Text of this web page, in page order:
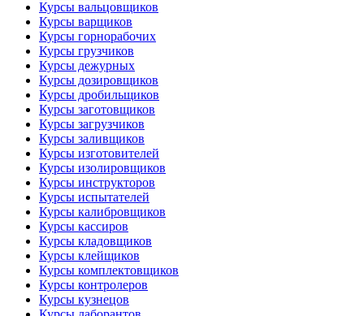
Курсы вальцовщиков
Курсы варщиков
Курсы горнорабочих
Курсы грузчиков
Курсы дежурных
Курсы дозировщиков
Курсы дробильщиков
Курсы заготовщиков
Курсы загрузчиков
Курсы заливщиков
Курсы изготовителей
Курсы изолировщиков
Курсы инструкторов
Курсы испытателей
Курсы калибровщиков
Курсы кассиров
Курсы кладовщиков
Курсы клейщиков
Курсы комплектовщиков
Курсы контролеров
Курсы кузнецов